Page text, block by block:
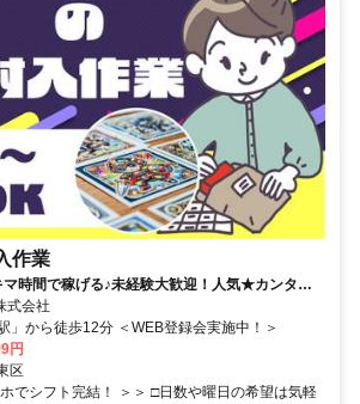
作業
マ時間で稼げる♪未経験大歓迎！人気★カンタン
ツモク作業
式会社
」から徒歩12分 ＜WEB登録会実施中！＞
円
区
でシフト完結！ ＞＞ □日数や曜日の希望は気軽